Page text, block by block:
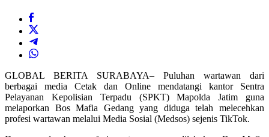
GLOBAL BERITA SURABAYA– Puluhan wartawan dari
berbagai media Cetak dan Online mendatangi kantor Sentra
Pelayanan Kepolisian Terpadu (SPKT) Mapolda Jatim guna
melaporkan Bos Mafia Gedang yang diduga telah melecehkan
profesi wartawan melalui Media Sosial (Medsos) sejenis TikTok.